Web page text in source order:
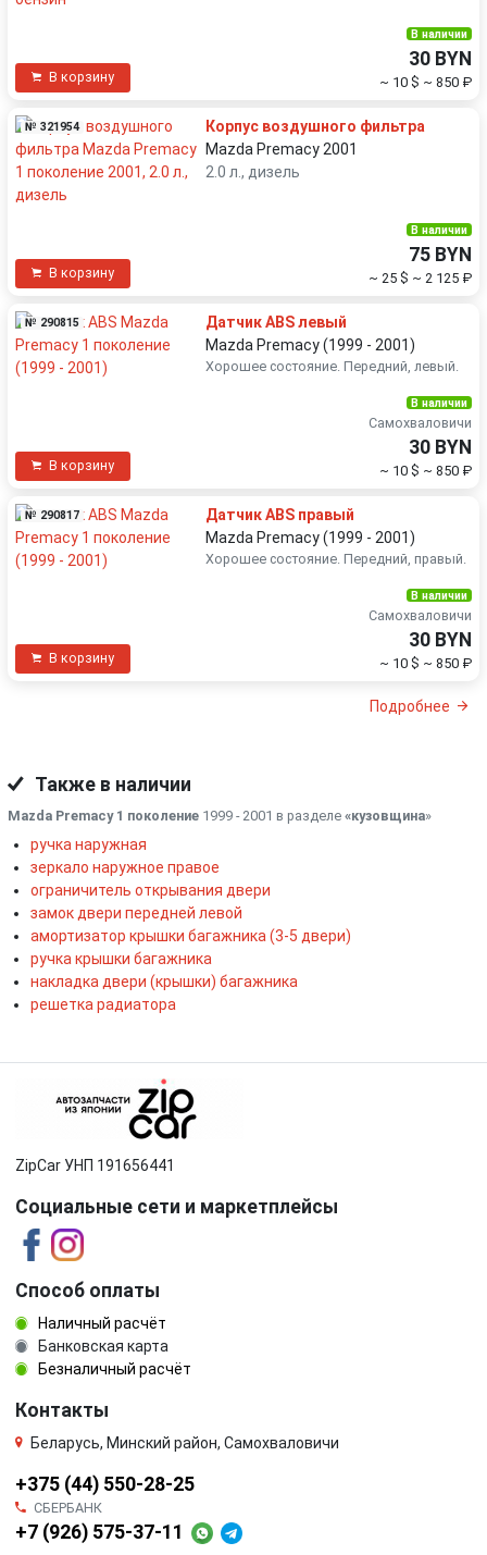
В корзину
В наличии
30 BYN
~ 10 $ ~ 850 ₽
№ 321954
Корпус воздушногo фильтра
Mazda Premacy 2001
2.0 л., дизель
В корзину
В наличии
75 BYN
~ 25 $ ~ 2 125 ₽
№ 290815
Датчик ABS левый
Mazda Premacy (1999 - 2001)
Хорошее состояние. Передний, левый.
В корзину
В наличии
Самохваловичи
30 BYN
~ 10 $ ~ 850 ₽
№ 290817
Датчик ABS правый
Mazda Premacy (1999 - 2001)
Хорошее состояние. Передний, правый.
В корзину
В наличии
Самохваловичи
30 BYN
~ 10 $ ~ 850 ₽
Подробнее
Также в наличии
Mazda Premacy 1 поколение 1999 - 2001 в разделе «кузовщина»
ручка наружная
зеркало наружное правое
ограничитель открывания двери
замок двери передней левой
амортизатор крышки багажника (3-5 двери)
ручка крышки багажника
накладка двери (крышки) багажника
решетка радиатора
ZipCar УНП 191656441
Социальные сети и маркетплейсы
Способ оплаты
Наличный расчёт
Банковская карта
Безналичный расчёт
Контакты
Беларусь, Минский район, Самохваловичи
+375 (44) 550-28-25
СБЕРБАНК
+7 (926) 575-37-11